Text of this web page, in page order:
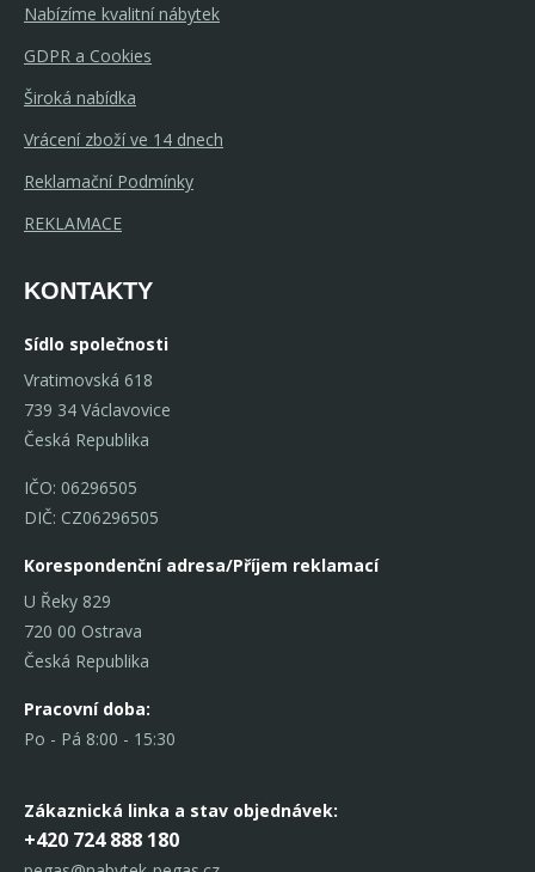
Nabízíme kvalitní nábytek
GDPR a Cookies
Široká nabídka
Vrácení zboží ve 14 dnech
Reklamační Podmínky
REKLAMACE
KONTAKTY
Sídlo společnosti
Vratimovská 618
739 34 Václavovice
Česká Republika
IČO: 06296505
DIČ: CZ06296505
Korespondenční adresa/Příjem reklamací
U Řeky 829
720 00 Ostrava
Česká Republika
Pracovní doba:
Po - Pá 8:00 - 15:30
Zákaznická linka a stav objednávek:
+420 724 888 180